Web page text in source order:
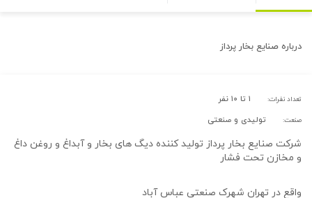
درباره صنایع بخار پرداز
تعداد نفرات: ۱ تا ۱۰ نفر
صنعت: تولیدی و صنعتی
شرکت صنایع بخار پرداز تولید کننده دیگ های بخار و آبداغ و روغن داغ
و مخازن تحت فشار
واقع در تهران شهرک صنعتی عباس آباد